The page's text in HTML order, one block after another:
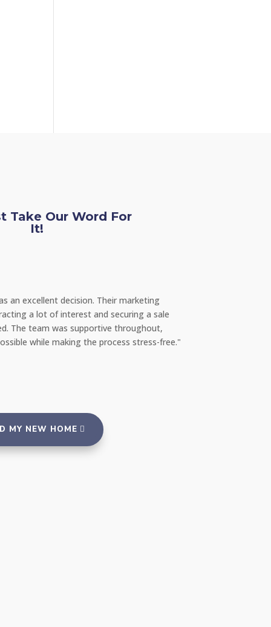
Take Our Word For
It!
an excellent decision. Their marketing
a lot of interest and securing a sale
The team was supportive throughout,
while making the process stress-free."
MY NEW HOME